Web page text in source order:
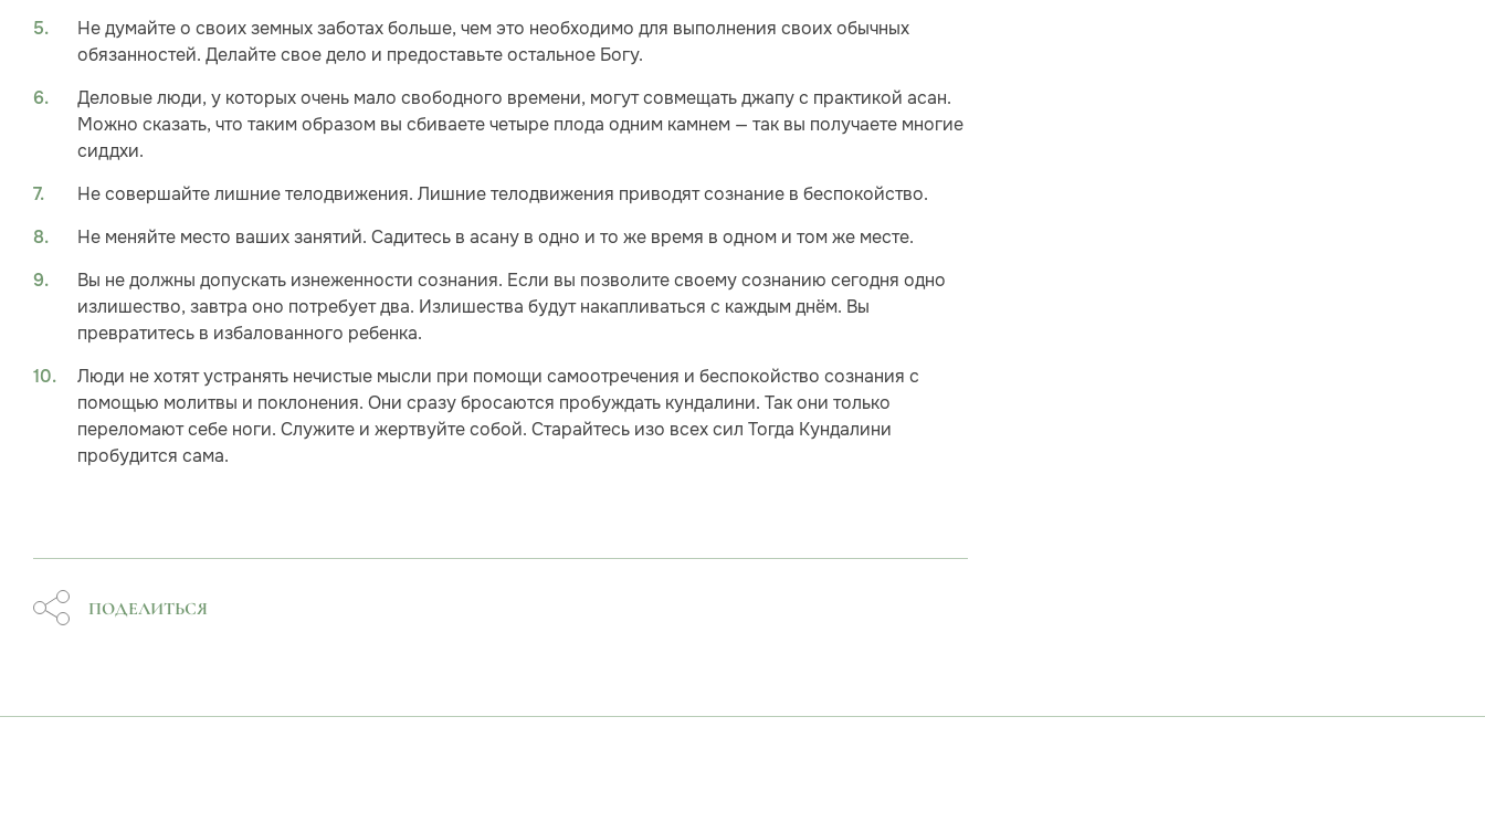
Не думайте о своих земных заботах больше, чем это необходимо для выполнения своих обычных
обязанностей. Делайте свое дело и предоставьте остальное Богу.
Деловые люди, у которых очень мало свободного времени, могут совмещать джапу с практикой асан.
Можно сказать, что таким образом вы сбиваете четыре плода одним камнем — так вы получаете многие
сиддхи.
Не совершайте лишние телодвижения. Лишние телодвижения приводят сознание в беспокойство.
Не меняйте место ваших занятий. Садитесь в асану в одно и то же время в одном и том же месте.
Вы не должны допускать изнеженности сознания. Если вы позволите своему сознанию сегодня одно
излишество, завтра оно потребует два. Излишества будут накапливаться с каждым днём. Вы
превратитесь в избалованного ребенка.
Люди не хотят устранять нечистые мысли при помощи самоотречения и беспокойство сознания с
помощью молитвы и поклонения. Они сразу бросаются пробуждать кундалини. Так они только
переломают себе ноги. Служите и жертвуйте собой. Старайтесь изо всех сил Тогда Кундалини
пробудится сама.
ПОДЕЛИТЬСЯ